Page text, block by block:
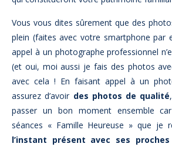
Vous vous dites sûrement que des
plein (faites avec votre smartphone par
appel à un photographe professionnel
(et oui, moi aussi je fais des photos
avec cela ! En faisant appel à un
assurez d’avoir des photos de qualité
passer un bon moment ensemble car
séances « Famille Heureuse » que je
l’instant présent avec ses